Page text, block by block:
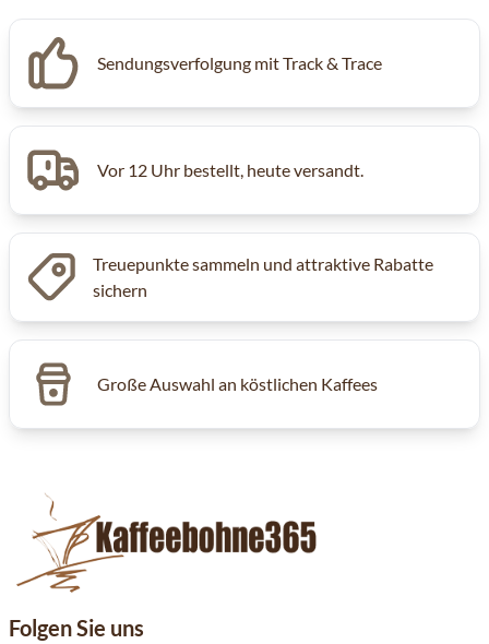
Sendungsverfolgung mit Track & Trace
Vor 12 Uhr bestellt, heute versandt.
Treuepunkte sammeln und attraktive Rabatte
sichern
Große Auswahl an köstlichen Kaffees
Folgen Sie uns